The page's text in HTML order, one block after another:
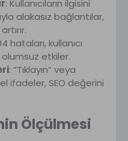
: Kullanıcıların ilgisini
alakasız bağlantılar,
hataları, kullanıcı
olumsuz etkiler.
: “Tıklayın” veya
ifadeler, SEO değerini
Ölçülmesi